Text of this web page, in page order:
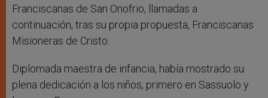
Franciscanas de San Onofrio, llamadas a
continuación, tras su propia propuesta, Franciscanas
Misioneras de Cristo.
Diplomada maestra de infancia, había mostrado su
plena dedicación a los niños, primero en Sassuolo y